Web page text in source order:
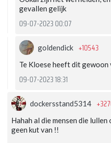
gevallen gelijk
09-07-2023 00:07
goldendick +10543
Te Kloese heeft dit gewoon
09-07-2023 18:31
dockersstand5314
Hahah al die mensen die
geen kut van !!